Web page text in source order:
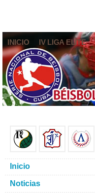
INICIO IV LIGA ELITE
Inicio
Noticias